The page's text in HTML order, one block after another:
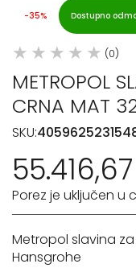
-35% Dostupno
(0)
METROPOL
CRNA MAT
SKU:
Porez je uključen u
Metropol slavina
Hansgrohe